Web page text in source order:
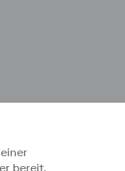
bereit,